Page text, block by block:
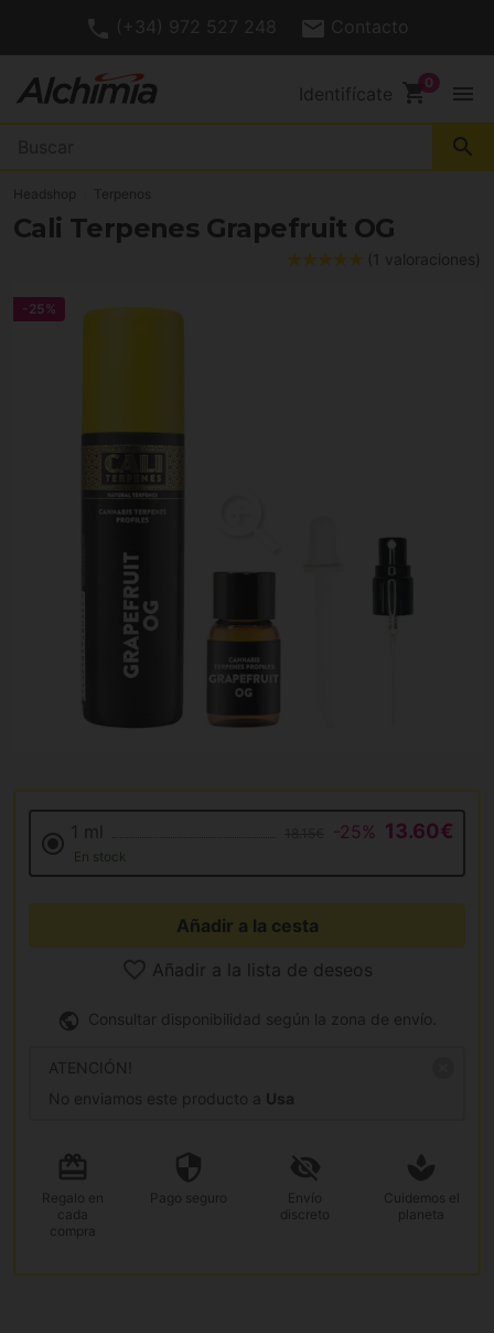
(+34) 972 527 248 Contacto
Identifícate shopping_cart menu
search
Headshop Terpenos
Cali Terpenes Grapefruit OG
(1 valoraciones)
-25%
1 ml -25% 13.60€
En stock
Añadir a la cesta
Añadir a la lista de deseos
Consultar disponibilidad según la zona de envío.
ATENCIÓN!
No enviamos este producto a Usa
Regalo en
cada
compra
Pago seguro
Envío
discreto
Cuidemos el
planeta